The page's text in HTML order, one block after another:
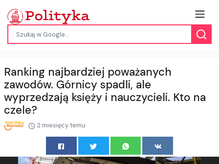
Ranking najbardziej poważanych
zawodów. Górnicy spadli, ale
wyprzedzają księży i nauczycieli. Kto na
czele?
2 miesięcy temu